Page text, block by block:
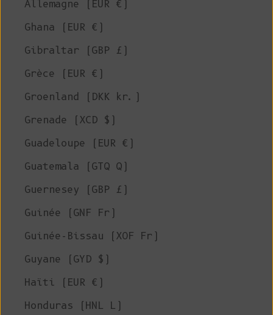
Allemagne (EUR €)
Ghana (EUR €)
Gibraltar (GBP £)
Grèce (EUR €)
Groenland (DKK kr.)
Grenade (XCD $)
Guadeloupe (EUR €)
Guatemala (GTQ Q)
Guernesey (GBP £)
Guinée (GNF Fr)
Guinée-Bissau (XOF Fr)
Guyane (GYD $)
Haïti (EUR €)
Honduras (HNL L)